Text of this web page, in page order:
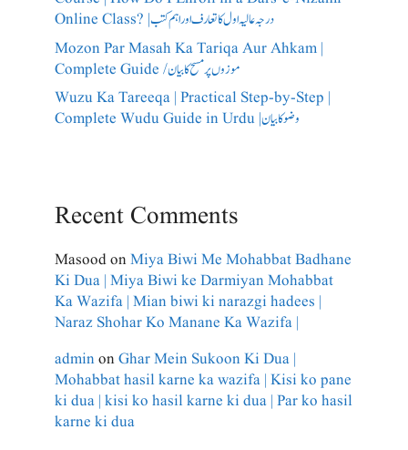
Online Class? |درجہ عالیہ اول کا تعارف اور اہم کتب
Mozon Par Masah Ka Tariqa Aur Ahkam |
Complete Guide /​موزوں پر مسح کا بیان
Wuzu Ka Tareeqa | Practical Step-by-Step |
Complete Wudu Guide in Urdu |وضو کا بیان
Recent Comments
MasoodonMiya Biwi Me Mohabbat Badhane
Ki Dua | Miya Biwi ke Darmiyan Mohabbat
Ka Wazifa | Mian biwi ki narazgi hadees |
Naraz Shohar Ko Manane Ka Wazifa |
adminonGhar Mein Sukoon Ki Dua |
Mohabbat hasil karne ka wazifa | Kisi ko pane
ki dua | kisi ko hasil karne ki dua | Par ko hasil
karne ki dua